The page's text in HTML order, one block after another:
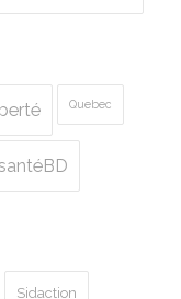
Quebec
Sidaction